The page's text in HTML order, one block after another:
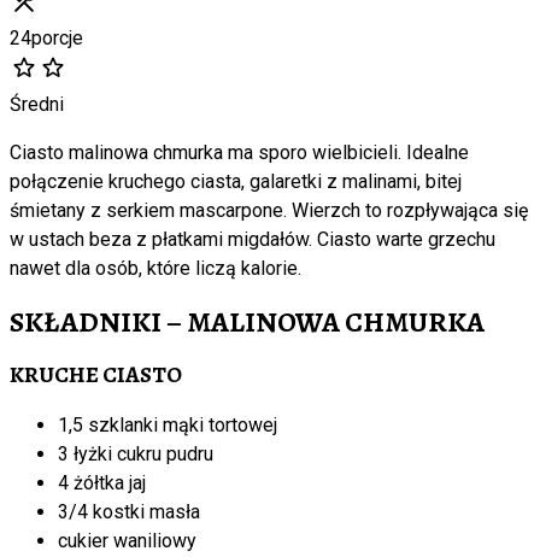
24porcje
Średni
Ciasto malinowa chmurka ma sporo wielbicieli. Idealne
połączenie kruchego ciasta, galaretki z malinami, bitej
śmietany z serkiem mascarpone. Wierzch to rozpływająca się
w ustach beza z płatkami migdałów. Ciasto warte grzechu
nawet dla osób, które liczą kalorie.
SKŁADNIKI – MALINOWA CHMURKA
KRUCHE CIASTO
1,5 szklanki mąki tortowej
3 łyżki cukru pudru
4 żółtka jaj
3/4 kostki masła
cukier waniliowy